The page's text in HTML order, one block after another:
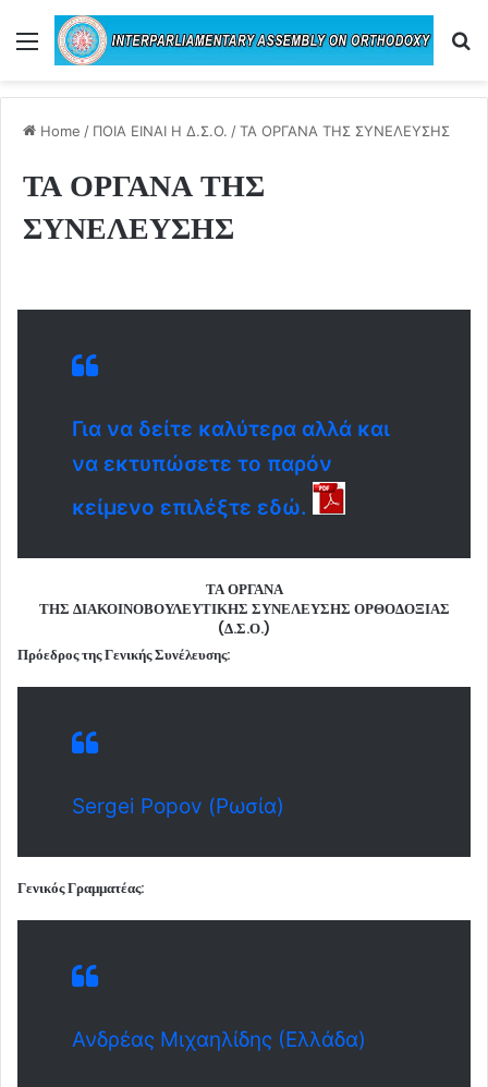
Menu
Home / ΠΟΙΑ ΕΙΝΑΙ Η Δ.Σ.Ο. /ΤΑ ΟΡΓΑΝΑ ΤΗΣ ΣΥΝΕΛΕΥΣΗΣ
ΤΑ ΟΡΓΑΝΑ ΤΗΣ
ΣΥΝΕΛΕΥΣΗΣ
Για να δείτε καλύτερα αλλά και
να εκτυπώσετε το παρόν
κείμενο επιλέξτε εδώ.
ΤΑ ΟΡΓΑΝΑ
ΤΗΣ ΔΙΑΚΟΙΝΟΒΟΥΛΕΥΤΙΚΗΣ ΣΥΝΕΛΕΥΣΗΣ ΟΡΘΟΔΟΞΙΑΣ
(Δ.Σ.Ο.)
Πρόεδρος της Γενικής Συνέλευσης:
Sergei Popov (Ρωσία)
Γενικός Γραμματέας:
Ανδρέας Μιχαηλίδης (Ελλάδα)